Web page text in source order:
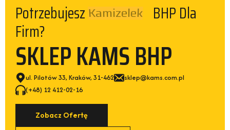
PotrzebujeszKamizelek BHP Dla
Firm?
SKLEP KAMS BHP
ul. Pilotów 33, Kraków, 31-462
sklep@kams.com.pl
(+48) 12 412-02-16
Zobacz Ofertę